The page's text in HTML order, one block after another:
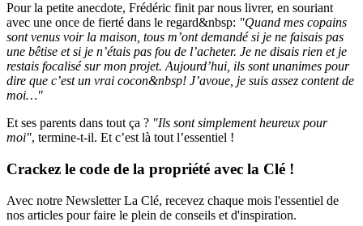
Pour la petite anecdote, Frédéric finit par nous livrer, en souriant
avec une once de fierté dans le regard&nbsp: "Quand mes copains
sont venus voir la maison, tous m’ont demandé si je ne faisais pas
une bêtise et si je n’étais pas fou de l’acheter. Je ne disais rien et je
restais focalisé sur mon projet. Aujourd’hui, ils sont unanimes pour
dire que c’est un vrai cocon&nbsp! J’avoue, je suis assez content de
moi…"
Et ses parents dans tout ça ? "Ils sont simplement heureux pour
moi", termine-t-il. Et c’est là tout l’essentiel !
Crackez le code de la propriété avec la Clé !
Avec notre Newsletter La Clé, recevez chaque mois l'essentiel de
nos articles pour faire le plein de conseils et d'inspiration.